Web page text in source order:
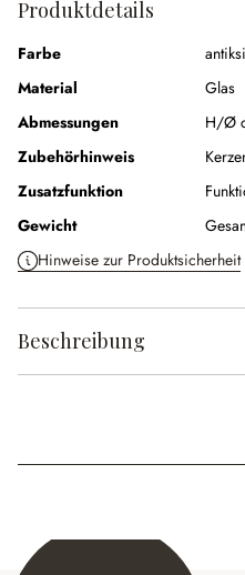
Produktdetails
Farbe
Material
Glas
Abmessungen
H/Ø
Zubehörhinweis
Zusatzfunktion
Gewicht
Hinweise zur Produktsicherheit
Beschreibung